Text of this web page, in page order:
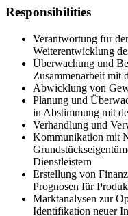
Responsibilities
Verantwortung für
Weiterentwicklung
Überwachung und
Zusammenarbeit mit
Abwicklung von
Planung und
in Abstimmung mit
Verhandlung und
Kommunikation mit
Dienstleistern
Erstellung von
Prognosen für
Marktanalysen zur
Identifikation neuer